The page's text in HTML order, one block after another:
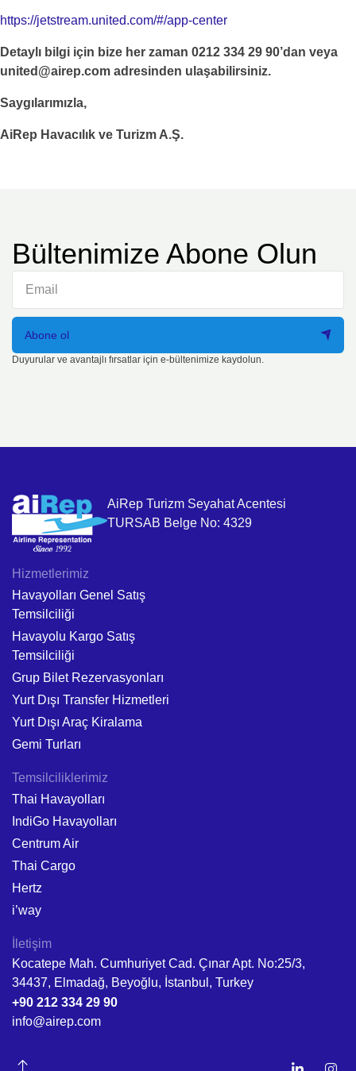
https://jetstream.united.com/#/app-center
Detaylı bilgi için bize her zaman 0212 334 29 90’dan veya
united@airep.com adresinden ulaşabilirsiniz.
Saygılarımızla,
AiRep Havacılık ve Turizm A.Ş.
Bültenimize Abone Olun
Abone ol
Duyurular ve avantajlı fırsatlar için e-bültenimize kaydolun.
AiRep Turizm Seyahat Acentesi
TURSAB Belge No: 4329
Hizmetlerimiz
Havayolları Genel Satış
Temsilciliği
Havayolu Kargo Satış
Temsilciliği
Grup Bilet Rezervasyonları
Yurt Dışı Transfer Hizmetleri
Yurt Dışı Araç Kiralama
Gemi Turları
Temsilciliklerimiz
Thai Havayolları
IndiGo Havayolları
Centrum Air
Thai Cargo
Hertz
i’way
İletişim
Kocatepe Mah. Cumhuriyet Cad. Çınar Apt. No:25/3,
34437, Elmadağ, Beyoğlu, İstanbul, Turkey
+90 212 334 29 90
info@airep.com